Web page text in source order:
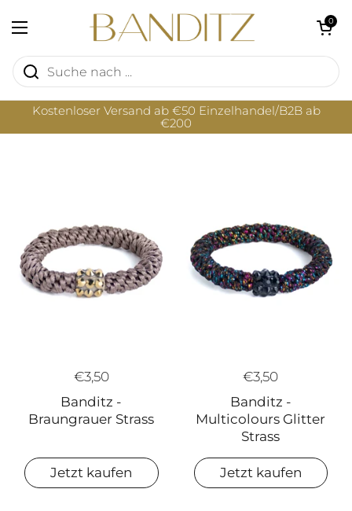
Menü öffnen
Warenkorb
0
Kostenloser Versand ab €50 Einzelhandel/B2B ab
€200
€3,50
Banditz -
Braungrauer Strass
Jetzt kaufen
€3,50
Banditz -
Multicolours Glitter
Strass
Jetzt kaufen